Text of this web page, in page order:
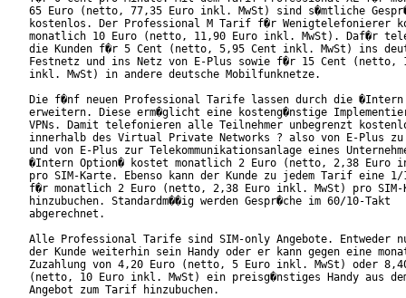
65 Euro (netto, 77,35 Euro inkl. MwSt) sind s�mtliche
kostenlos. Der Professional M Tarif f�r Wenigtelefonierer
monatlich 10 Euro (netto, 11,90 Euro inkl. MwSt). Daf�r
die Kunden f�r 5 Cent (netto, 5,95 Cent inkl. MwSt) ins
Festnetz und ins Netz von E-Plus sowie f�r 15 Cent (netto,
inkl. MwSt) in andere deutsche Mobilfunknetze.
Die f�nf neuen Professional Tarife lassen durch die �Intern
erweitern. Diese erm�glicht eine kosteng�nstige
VPNs. Damit telefonieren alle Teilnehmer unbegrenzt
innerhalb des Virtual Private Networks ? also von E-Plus zu
und von E-Plus zur Telekommunikationsanlage eines
�Intern Option� kostet monatlich 2 Euro (netto, 2,38 Euro
pro SIM-Karte. Ebenso kann der Kunde zu jedem Tarif eine 1/
f�r monatlich 2 Euro (netto, 2,38 Euro inkl. MwSt) pro SIM-
hinzubuchen. Standardm��ig werden Gespr�che im 60/10-Takt
abgerechnet.
Alle Professional Tarife sind SIM-only Angebote. Entweder
der Kunde weiterhin sein Handy oder er kann gegen eine
Zuzahlung von 4,20 Euro (netto, 5 Euro inkl. MwSt) oder
(netto, 10 Euro inkl. MwSt) ein preisg�nstiges Handy aus
Angebot zum Tarif hinzubuchen.